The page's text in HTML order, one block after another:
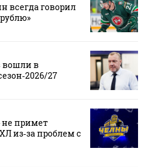
всегда говорил
вошли в
27
примет
из‑за проблем с